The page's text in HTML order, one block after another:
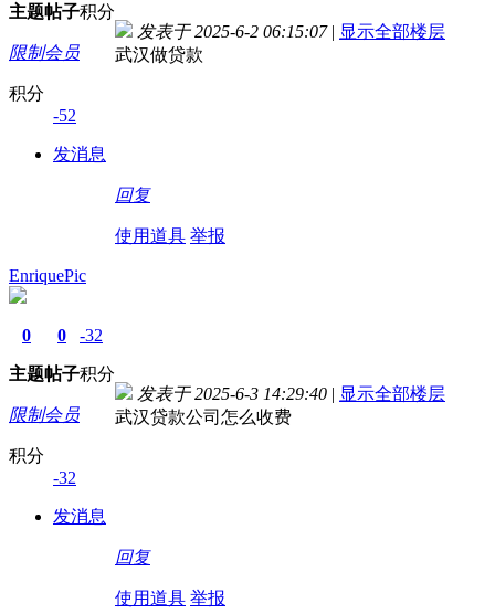
主题帖子积分
限制会员
积分
-52
发消息
发表于 2025-6-2 06:15:07 | 显示全部楼层
武汉做贷款
回复
使用道具 举报
EnriquePic
0
主题
0
帖子
-32
积分
限制会员
积分
-32
发消息
发表于 2025-6-3 14:29:40 | 显示全部楼层
武汉贷款公司怎么收费
回复
使用道具 举报